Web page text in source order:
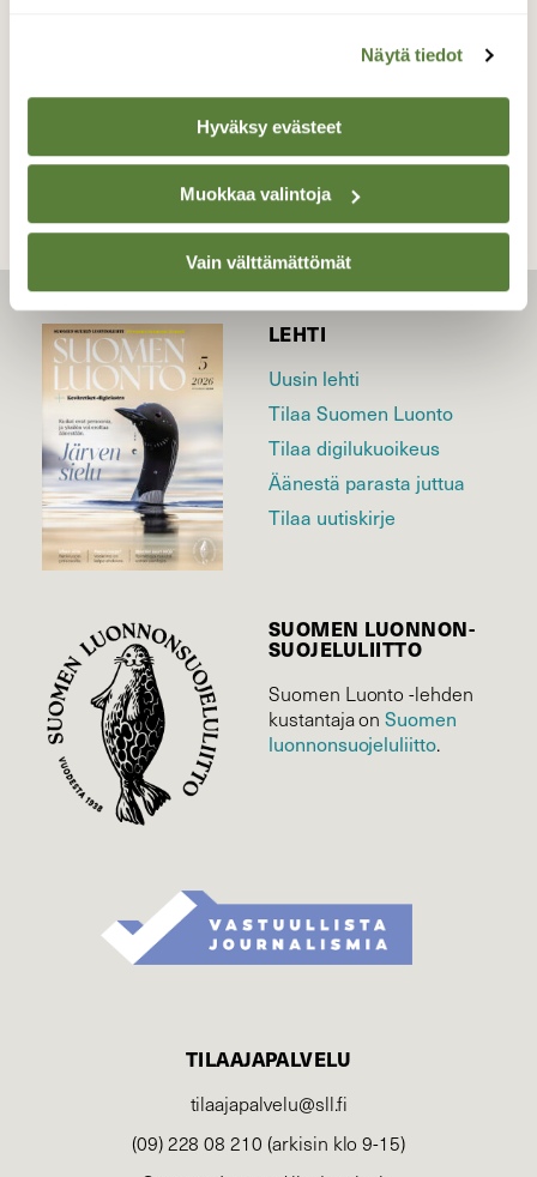
Näytä tiedot
Hyväksy evästeet
Muokkaa valintoja
Vain välttämättömät
LEHTI
Uusin lehti
Tilaa Suomen Luonto
Tilaa digilukuoikeus
Äänestä parasta juttua
Tilaa uutiskirje
SUOMEN LUONNON­
SUOJELU­LIITTO
Suomen Luonto -lehden
kustantaja onSuomen
luonnonsuojelu­liitto.
TILAAJAPALVELU
tilaajapalvelu@sll.fi
(09) 228 08 210 (arkisin klo 9-15)